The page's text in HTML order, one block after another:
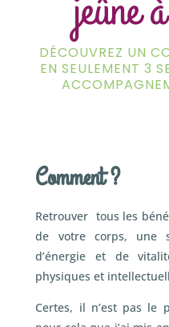
DÉCOUVREZ UN
EN SEULEMENT 3
Comment ?
Retrouver tous les
de votre corps, une
d’énergie et de
physiques et
Certes, il n’est pas le